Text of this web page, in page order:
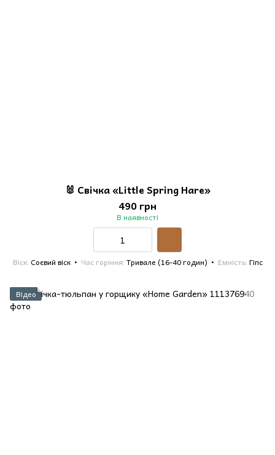
🐰 Свічка «Little Spring Hare»
490 грн
В наявності
Віск Соєвий віск Час горіння Тривале (16-40 годин) Емність Гіпс
Відео